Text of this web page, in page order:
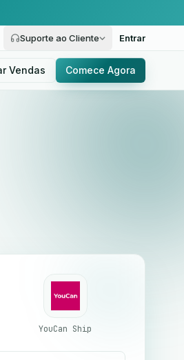
Suporte ao Cliente Entrar
Vendas Comece Agora
YouCan Ship